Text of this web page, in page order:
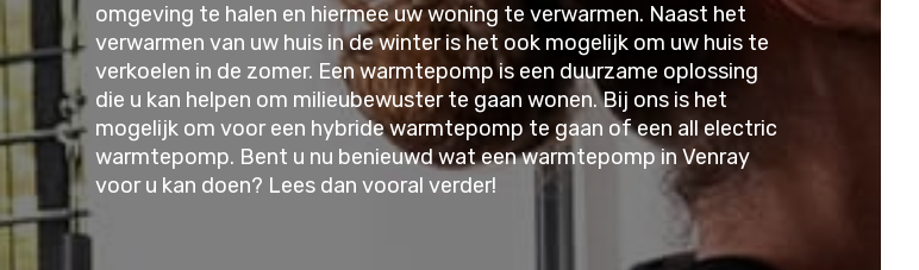
omgeving te halen en hiermee uw woning te verwarmen. Naast het
verwarmen van uw huis in de winter is het ook mogelijk om uw huis te
verkoelen in de zomer. Een warmtepomp is een duurzame oplossing
die u kan helpen om milieubewuster te gaan wonen. Bij ons is het
mogelijk om voor een hybride warmtepomp te gaan of een all electric
warmtepomp. Bent u nu benieuwd wat een warmtepomp in Venray
voor u kan doen? Lees dan vooral verder!